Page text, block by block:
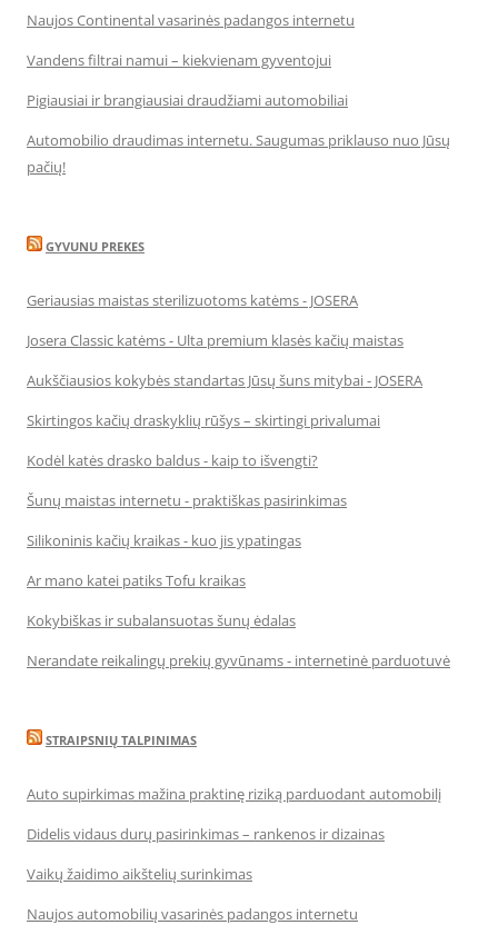
Naujos Continental vasarinės padangos internetu
Vandens filtrai namui – kiekvienam gyventojui
Pigiausiai ir brangiausiai draudžiami automobiliai
Automobilio draudimas internetu. Saugumas priklauso nuo Jūsų
pačių!
GYVUNU PREKES
Geriausias maistas sterilizuotoms katėms - JOSERA
Josera Classic katėms - Ulta premium klasės kačių maistas
Aukščiausios kokybės standartas Jūsų šuns mitybai - JOSERA
Skirtingos kačių draskyklių rūšys – skirtingi privalumai
Kodėl katės drasko baldus - kaip to išvengti?
Šunų maistas internetu - praktiškas pasirinkimas
Silikoninis kačių kraikas - kuo jis ypatingas
Ar mano katei patiks Tofu kraikas
Kokybiškas ir subalansuotas šunų ėdalas
Nerandate reikalingų prekių gyvūnams - internetinė parduotuvė
STRAIPSNIŲ TALPINIMAS
Auto supirkimas mažina praktinę riziką parduodant automobilį
Didelis vidaus durų pasirinkimas – rankenos ir dizainas
Vaikų žaidimo aikštelių surinkimas
Naujos automobilių vasarinės padangos internetu